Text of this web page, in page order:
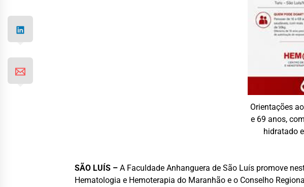
Orientações
e 69 anos,
hidratado
SÃO LUÍS –A Faculdade Anhanguera de São Luís promove
Hematologia e Hemoterapia do Maranhão e o Conselho